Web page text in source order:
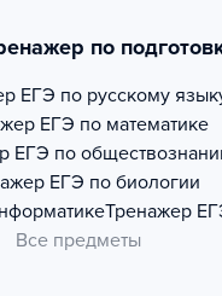
по
ЕГЭ по русскому
ЕГЭ по математике
ЕГЭ по
ЕГЭ по биологии
Тренажер
Все предметы